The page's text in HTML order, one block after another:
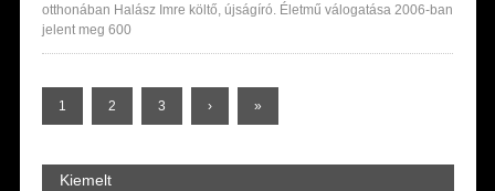
otthonában Halász Imre költő, újságíró. Életmű válogatása 2006-ban
jelent meg 600
1 2 3 › »
Kiemelt